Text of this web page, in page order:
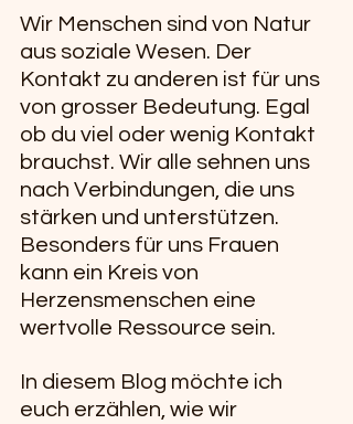
Wir Menschen sind von Natur
aus soziale Wesen. Der
Kontakt zu anderen ist für uns
von grosser Bedeutung. Egal
ob du viel oder wenig Kontakt
brauchst. Wir alle sehnen uns
nach Verbindungen, die uns
stärken und unterstützen.
Besonders für uns Frauen
kann ein Kreis von
Herzensmenschen eine
wertvolle Ressource sein.
In diesem Blog möchte ich
euch erzählen, wie wir